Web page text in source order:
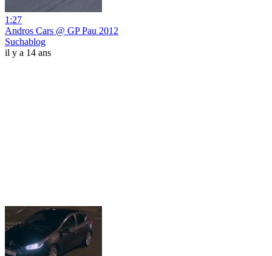
1:27
Andros Cars @ GP Pau 2012
Suchablog
il y a 14 ans